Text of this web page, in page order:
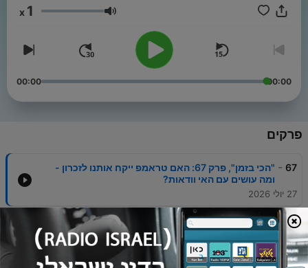
עוצמת שמע 1
00:00
00:00
פרקים
67
-
"הכי בזמן", פרק 67: האם טראמפ ייקח אותנו לזכרון -
ומה עושים עם האי וודאות?
27 יולי 2026
66
-
"הכי בזמן", פרק 66: "למה הם כל הזמן במלחמה? כי לא
הצגנו בפניהם אופציה אחרת"
13 יולי 2026